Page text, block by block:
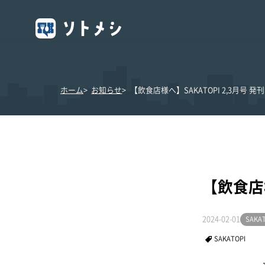
ホーム お知らせ 【飲食店様へ】SAKATOPI 2,3月号 発
【飲食
2024-02-01
SAKATOPI